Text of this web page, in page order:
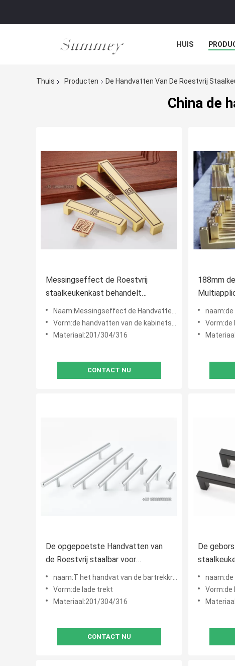
HUIS
Thuis Producten De Handvatten Van De Roestvrij
China de
Messingseffect de Roestvrij
staalkeukenkast behandelt
Geborsteld Geel
Naam:Messingseffect de Handvatten van de Roestvrij staalkeukenkast
Vorm:de handvatten van de kabinetsdeur
Materiaal:201/304/316
CONTACT NU
188mm
naam:de
Vorm:de
De opgepoetste Handvatten van
de Roestvrij staalbar voor
Keukenkasten 64mm SUS380
naam:T het handvat van de bartrekkracht, t-de handvatten van de barkeuken, t-de handvatten van het barkab
Vorm:de lade trekt
Materiaal:201/304/316
CONTACT NU
De
trekt
naam:de matte
Vorm:de